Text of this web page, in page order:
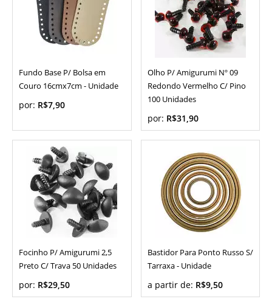
Fundo Base P/ Bolsa em
Couro 16cmx7cm - Unidade
por: R$7,90
Olho P/ Amigurumi Nº 09
Redondo Vermelho C/ Pino
100 Unidades
por: R$31,90
Focinho P/ Amigurumi 2,5
Preto C/ Trava 50 Unidades
por: R$29,50
Bastidor Para Ponto Russo S/
Tarraxa - Unidade
a partir de: R$9,50